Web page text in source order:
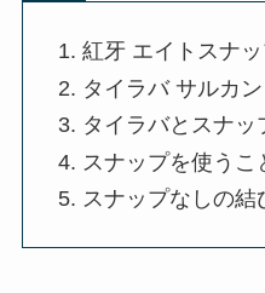
紅牙 エイトスナ
タイラバ サルカ
タイラバとスナ
スナップを使うこ
スナップなしの結